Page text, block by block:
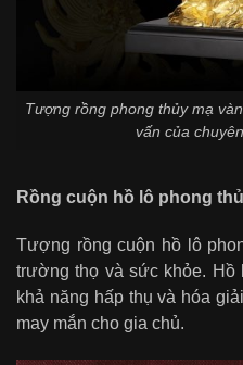
Tượng rồng phong thủy mạ
vấn của
Rồng cuộn hồ lô phong
Tượng rồng cuộn hồ lô
trường thọ và sức khỏe. Hồ
khả năng hấp thụ và hóa
may mắn cho gia chủ.